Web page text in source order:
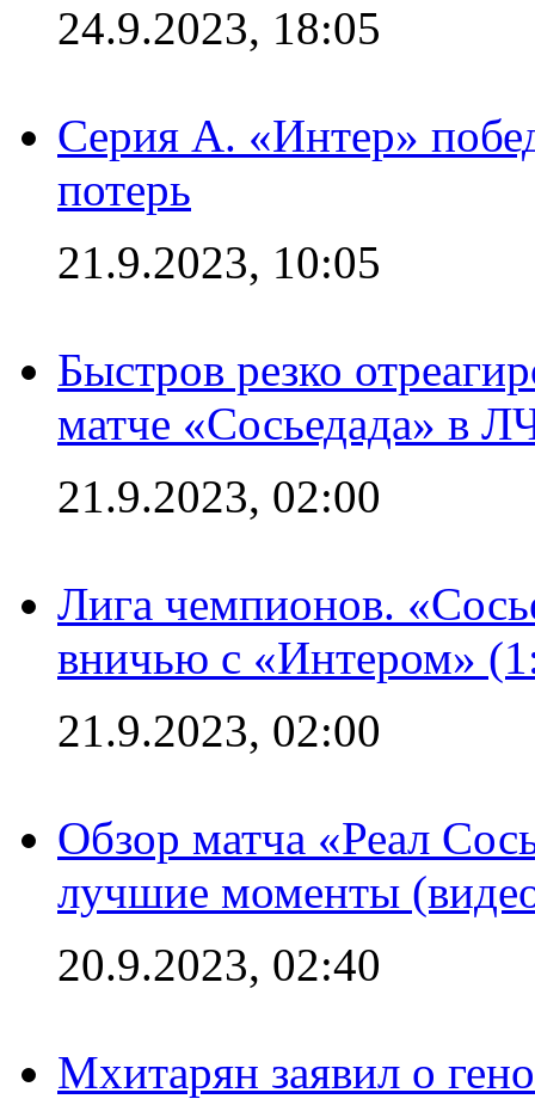
24.9.2023, 18:05
Серия А. «Интер»
потерь
21.9.2023, 10:05
Быстров резко
матче «Сосьедада» в
21.9.2023, 02:00
Лига чемпионов.
вничью с «Интером»
21.9.2023, 02:00
Обзор матча «Реал
лучшие моменты
20.9.2023, 02:40
Мхитарян заявил о